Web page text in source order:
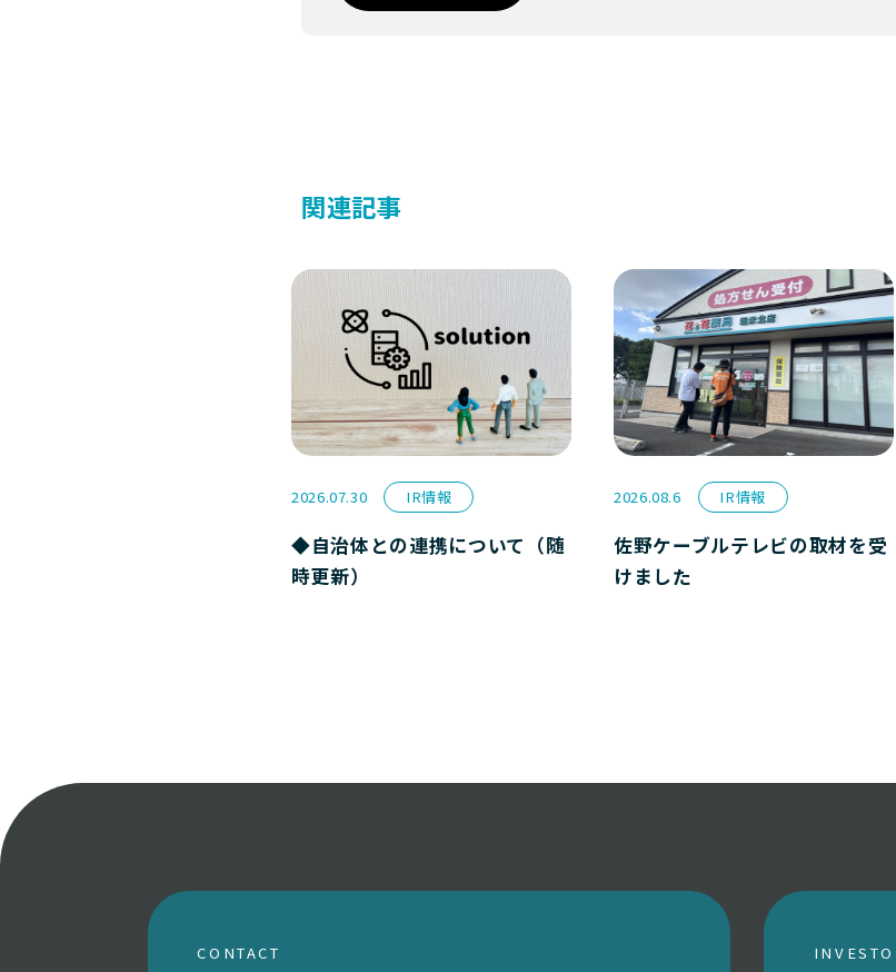
関連記事
2026.07.30 IR情報
◆自治体との連携について（随
時更新）
2026.08.6 IR情報
佐野ケーブルテレビの取材を受
けました
CONTACT